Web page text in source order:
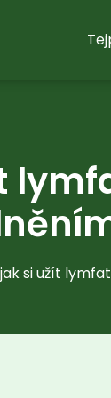
si užít